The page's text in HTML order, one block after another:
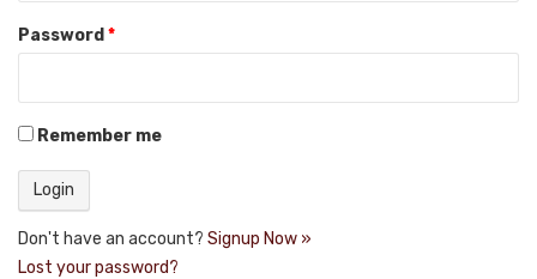
Password *
Remember me
Don't have an account? Signup Now »
Lost your password?